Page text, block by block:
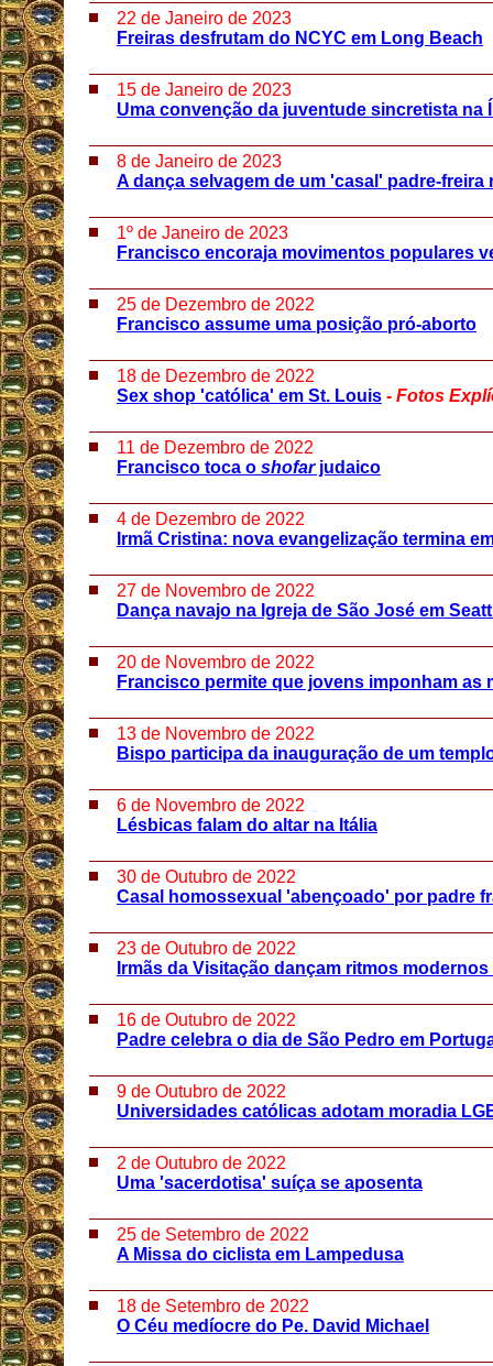
22 de Janeiro de 2023
Freiras desfrutam do NCYC em Long Beach
15 de Janeiro de 2023
Uma convenção da juventude sincretista na
8 de Janeiro de 2023
A dança selvagem de um 'casal' padre-freira
1º de Janeiro de 2023
Francisco encoraja movimentos populares
25 de Dezembro de 2022
Francisco assume uma posição pró-aborto
18 de Dezembro de 2022
Sex shop 'católica' em St. Louis - Fotos
11 de Dezembro de 2022
Francisco toca o shofarjudaico
4 de Dezembro de 2022
Irmã Cristina: nova evangelização termina
27 de Novembro de 2022
Dança navajo na Igreja de São José em
20 de Novembro de 2022
Francisco permite que jovens imponham as
13 de Novembro de 2022
Bispo participa da inauguração de um
6 de Novembro de 2022
Lésbicas falam do altar na Itália
30 de Outubro de 2022
Casal homossexual 'abençoado' por padre
23 de Outubro de 2022
Irmãs da Visitação dançam ritmos
16 de Outubro de 2022
Padre celebra o dia de São Pedro em
9 de Outubro de 2022
Universidades católicas adotam moradia
2 de Outubro de 2022
Uma 'sacerdotisa' suíça se aposenta
25 de Setembro de 2022
A Missa do ciclista em Lampedusa
18 de Setembro de 2022
O Céu medíocre do Pe. David Michael